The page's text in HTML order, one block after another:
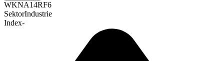
WKNA14RF6
SektorIndustrie
Index-